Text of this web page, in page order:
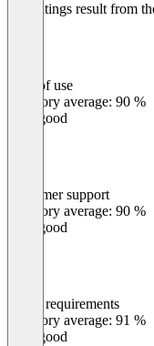
The ratings result from
Ease of use
Category average: 90 %
Very good
Customer support
Category average: 90 %
Very good
Meets requirements
Category average: 91 %
Very good